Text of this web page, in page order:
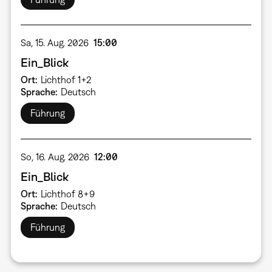
Sa, 15. Aug. 2026 15:00
Ein_Blick
Ort Lichthof 1+2
Sprache Deutsch
Führung
So, 16. Aug. 2026 12:00
Ein_Blick
Ort Lichthof 8+9
Sprache Deutsch
Führung